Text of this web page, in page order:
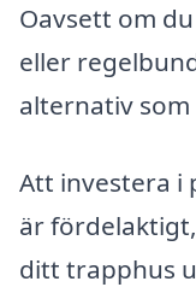
Oavsett om
eller
alternativ som
Att investera i
är
ditt trapphus